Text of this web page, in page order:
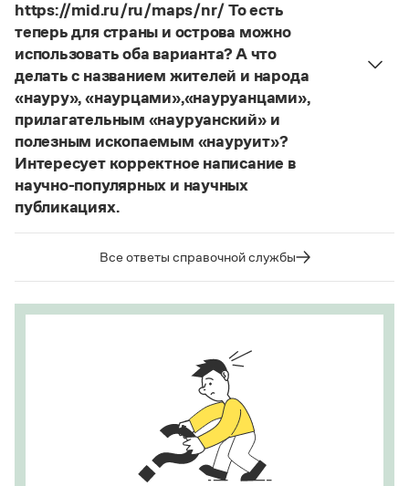
Страница ответа
https://mid.ru/ru/maps/nr/ То есть
теперь для страны и острова можно
использовать оба варианта? А что
делать с названием жителей и народа
«науру», «наурцами»,«науруанцами»,
прилагательным «науруанский» и
полезным ископаемым «науруит»?
Интересует корректное написание в
научно-популярных и научных
публикациях.
Изменение касается только официального
названия государства. Все остальные слова,
быть использованы в любых текстах. Здесь
на скользкую дорожку, уводящую в бездну
острейших дискуссий), что в русском языке
осталось прилагательноебелорусский
официальное название государства изменилось
Республика Беларусь. Имолдаване
молдаванами , когда государство
Все ответы справочной службы